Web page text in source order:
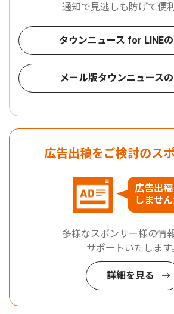
通知で見逃しも防げて便
タウンニュース for LINE
メール版タウンニュース
広告出稿をご検討のス
広告出稿
しません
多様なスポンサー様の情
サポートいたします
詳細を見る